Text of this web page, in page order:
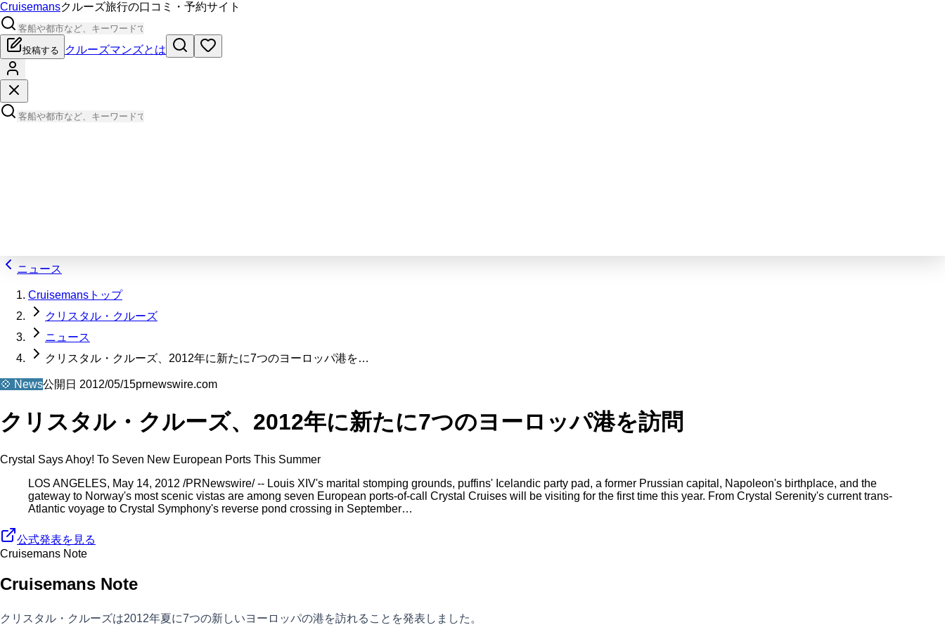
Cruisemansクルーズ旅行の口コミ・予約サイト
投稿する クルーズマンズとは
ニュース
Cruisemansトップ
クリスタル・クルーズ
ニュース
クリスタル・クルーズ、2012年に新たに7つのヨーロッパ港を…
💠 News公開日 2012/05/15prnewswire.com
クリスタル・クルーズ、2012年に新たに7つのヨーロッパ港を訪問
Crystal Says Ahoy! To Seven New European Ports This Summer
LOS ANGELES, May 14, 2012 /PRNewswire/ -- Louis XIV's marital stomping grounds, puffins' Icelandic party pad, a former Prussian capital, Napoleon's birthplace, and the
gateway to Norway's most scenic vistas are among seven European ports-of-call Crystal Cruises will be visiting for the first time this year. From Crystal Serenity's current trans-
Atlantic voyage to Crystal Symphony's reverse pond crossing in September…
公式発表を見る
Cruisemans Note
Cruisemans Note
クリスタル・クルーズは2012年夏に7つの新しいヨーロッパの港を訪れることを発表しました。